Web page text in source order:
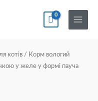
Main
Menu
котів / Корм вологий
у желе у формі пауча